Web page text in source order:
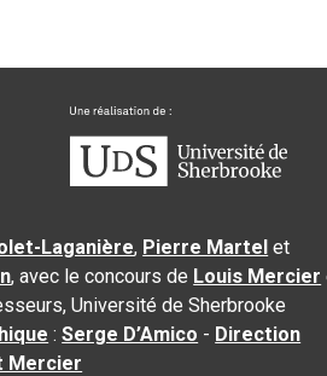
Laganière, Pierre Martel et
, avec le concours de Louis Mercier
Université de Sherbrooke
:Serge D’Amico - Direction
Mercier